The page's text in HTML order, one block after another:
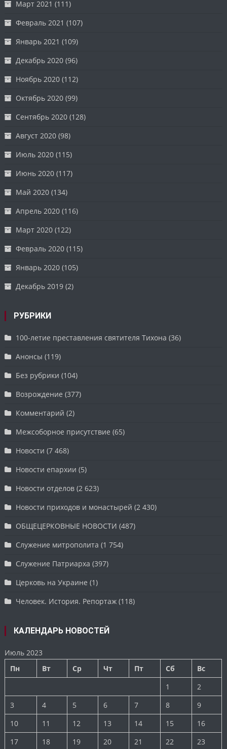
Март 2021 (111)
Февраль 2021 (107)
Январь 2021 (109)
Декабрь 2020 (96)
Ноябрь 2020 (112)
Октябрь 2020 (99)
Сентябрь 2020 (128)
Август 2020 (98)
Июль 2020 (115)
Июнь 2020 (117)
Май 2020 (134)
Апрель 2020 (116)
Март 2020 (122)
Февраль 2020 (115)
Январь 2020 (105)
Декабрь 2019 (2)
РУБРИКИ
100-летие преставления святителя Тихона (36)
Анонсы (119)
Без рубрики (104)
Возрождение (377)
Комментарий (2)
Межсоборное присутствие (65)
Новости (7 468)
Новости епархии (5)
Новости отделов (2 623)
Новости приходов и монастырей (2 430)
ОБЩЕЦЕРКОВНЫЕ НОВОСТИ (487)
Служение митрополита (1 754)
Служение Патриарха (397)
Церковь на Украине (1)
Человек. История. Репортаж (118)
КАЛЕНДАРЬ НОВОСТЕЙ
Июль 2023
Пн
Вт Ср Чт Пт Сб
Вс
1
2
3
4 5 6 7 8
9
10
11 12 13 14 15
16
17
18 19 20 21 22 23